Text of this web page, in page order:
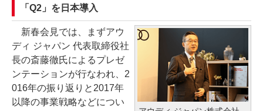
「Q2」を日本導入
新春会見では、まずアウ
ディ ジャパン 代表取締役社
長の斎藤徹氏によるプレゼ
ンテーションが行なわれ、2
016年の振り返りと2017年
以降の事業戦略などについ